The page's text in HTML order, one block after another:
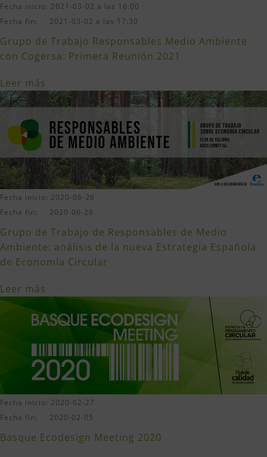
Fecha inicio: 2021-03-02 a las 16:00
Fecha fin: 2021-03-02 a las 17:30
Grupo de Trabajo Responsables Medio Ambiente
con Cogersa: Primera Reunión 2021
Leer más
Fecha inicio: 2020-06-26
Fecha fin: 2020-06-26
Grupo de Trabajo de Responsables de Medio
Ambiente: análisis de la nueva Estrategia Española
de Economía Circular
Leer más
Fecha inicio: 2020-02-27
Fecha fin: 2020-02-05
Basque Ecodesign Meeting 2020